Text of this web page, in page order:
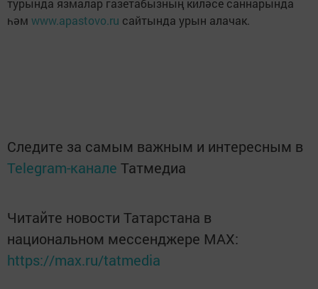
турында язмалар газетабызның киләсе саннарында
һәм www.apastovo.ru сайтында урын алачак.
Следите за самым важным и интересным в
Telegram-канале Татмедиа
Читайте новости Татарстана в
национальном мессенджере MАХ:
https://max.ru/tatmedia